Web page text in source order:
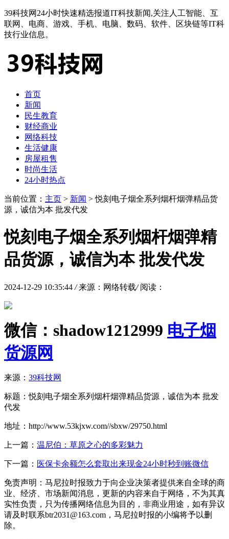
39科技网24小时快速精选报道IT科技新闻,关注人工智能、互
联网、电商、游戏、手机、电脑、数码、软件、区块链等IT科
技行业信息。
首页
新闻
民生教育
财经商业
网络科技
生活健康
房屋租售
时尚生活
24小时热点
当前位置： 主页 > 新闻 > 悦刻电子烟全系列烟杆烟弹精品货
源，诚信为本 批发代发
悦刻电子烟全系列烟杆烟弹精
品货源，诚信为本 批发代发
2024-12-29 10:35:44 / 来源：网络转载/ 阅读：
微信： shadow1212999 电子烟
货源网
来源： 39科技网
标题：悦刻电子烟全系列烟杆烟弹精品货源，诚信为本 批发
代发
地址：http://www.53kjxw.com//sbxw/29750.html
上一篇： 温尼伯：草原之心的多彩魅力
下一篇： 医保卡余额怎么套取出来现金24小时秒到账微信
免责声明：马尼拉时报致力于向企业决策者提供来自全球的商
业、经济、市场新闻消息，更新的内容来自于网络，不为其真
实性负责，只为传播网络信息为目的，非商业用途，如有异议
请及时联系btr2031@163.com，马尼拉时报的小编将予以删
除。